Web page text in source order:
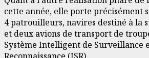
cette année, elle porte précisément
4 patrouilleurs, navires destiné à la
et deux avions de transport de
Système Intelligent de Surveillance